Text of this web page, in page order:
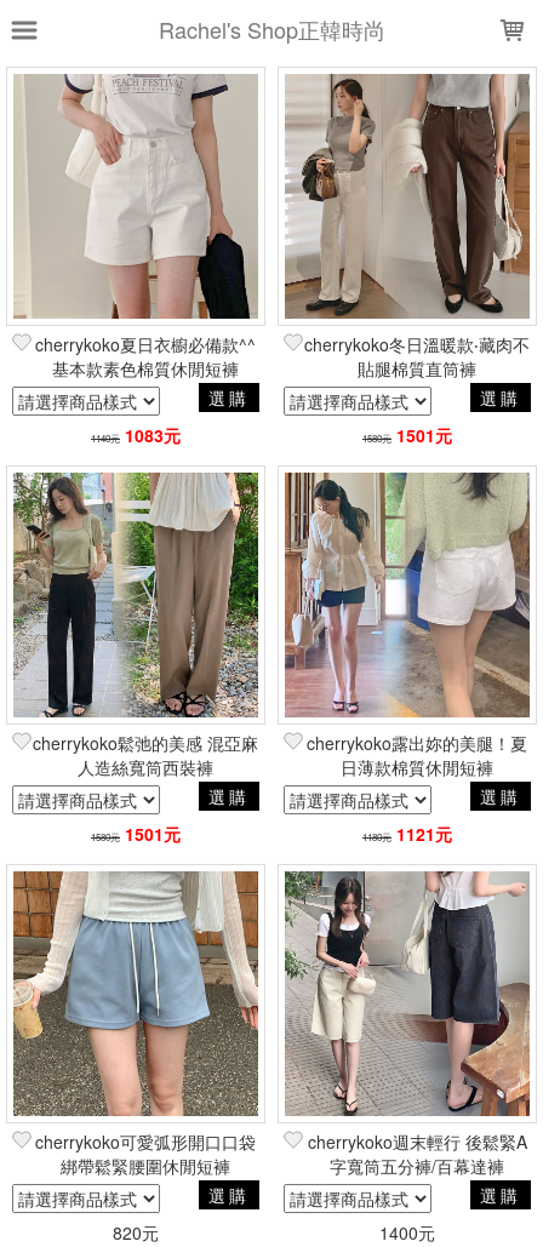
Rachel's Shop正韓時尚
上架時間 銷售件數 銷售價格
樣式尺寸篩選
全部樣式 黑 牛仔藍 米駝
淺牛仔藍
深牛仔藍 灰 海軍藍
粉紅
墨灰
全部尺寸 XS S M
L
2XL
27
FREE
現貨商品
篩選
cherrykoko夏日衣櫥必備款^^
基本款素色棉質休閒短褲
選購
1140元 1083元
cherrykoko冬日溫暖款‧藏肉不
貼腿棉質直筒褲
選購
1580元 1501元
cherrykoko鬆弛的美感 混亞麻
人造絲寬筒西裝褲
選購
1580元 1501元
cherrykoko露出妳的美腿！夏
日薄款棉質休閒短褲
選購
1180元 1121元
cherrykoko可愛弧形開口口袋
綁帶鬆緊腰圍休閒短褲
選購
820元
cherrykoko週末輕行 後鬆緊A
字寬筒五分褲/百幕達褲
選購
1400元